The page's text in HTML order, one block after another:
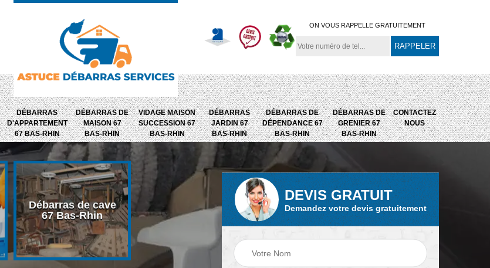
ON VOUS RAPPELLE GRATUITEMENT
DÉBARRAS
D'APPARTEMENT
67 BAS-RHIN
DÉBARRAS DE
MAISON 67
BAS-RHIN
VIDAGE MAISON
SUCCESSION 67
BAS-RHIN
DÉBARRAS
JARDIN 67
BAS-RHIN
DÉBARRAS DE
DÉPENDANCE 67
BAS-RHIN
DÉBARRAS DE
GRENIER 67
BAS-RHIN
CONTACTEZ
NOUS
Débarras de cave
67 Bas-Rhin
Débarras de
dépendance 67
Bas-Rhin
Débarras de grenier
67 Bas-Rhin
Débarras de
maison 67 Bas-
Rhin
DEVIS GRATUIT
Demandez votre devis gratuitement